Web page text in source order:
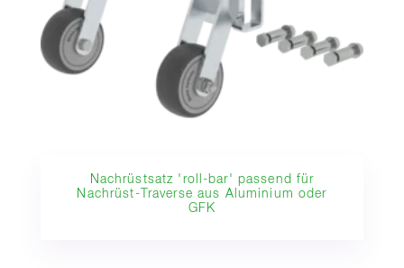
Nachrüstsatz 'roll-bar' passend für
Nachrüst-Traverse aus Aluminium oder
GFK